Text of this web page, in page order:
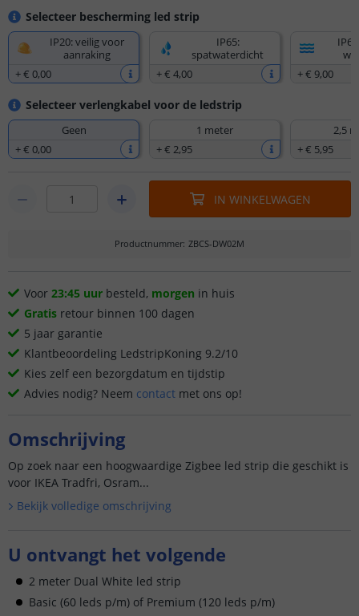
Selecteer bescherming led strip
IP20: veilig voor
aanraking
+€ 0,00
IP65:
spatwaterdicht
+€ 4,00
+€ 9,00
Selecteer verlengkabel voor de ledstrip
Geen
+€ 0,00
1 meter
+€ 2,95
2,5
+€ 5,95
IN WINKELWAGEN
Productnummer: ZBCS-DW02M
Voor 23:45 uur besteld, morgen in huis
Gratis retour binnen 100 dagen
5 jaar garantie
Klantbeoordeling LedstripKoning 9.2/10
Kies zelf een bezorgdatum en tijdstip
Advies nodig? Neem contact met ons op!
Omschrijving
Op zoek naar een hoogwaardige Zigbee led strip die geschikt is
voor IKEA Tradfri, Osram...
Bekijk volledige omschrijving
U ontvangt het volgende
2 meter Dual White led strip
Basic (60 leds p/m) of Premium (120 leds p/m)